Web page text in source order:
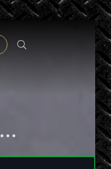
Слушать книгу - "Зал поющих кариатид - Виктор Пелевин"